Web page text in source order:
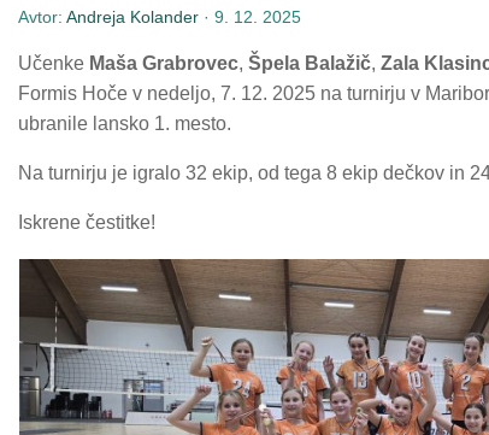
Avtor: Andreja Kolander · 9. 12. 2025
Učenke Maša Grabrovec, Špela Balažič, Zala
Formis Hoče v nedeljo, 7. 12. 2025 na turnirju v
ubranile lansko 1. mesto.
Na turnirju je igralo 32 ekip, od tega 8 ekip dečkov in
Iskrene čestitke!